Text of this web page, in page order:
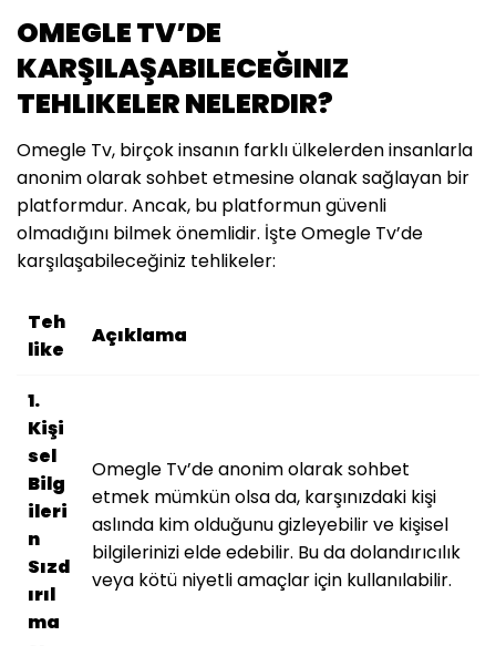
OMEGLE TV’DE
KARŞILAŞABILECEĞINIZ
TEHLIKELER NELERDIR?
Omegle Tv, birçok insanın farklı ülkelerden insanlarla
anonim olarak sohbet etmesine olanak sağlayan bir
platformdur. Ancak, bu platformun güvenli
olmadığını bilmek önemlidir. İşte Omegle Tv’de
karşılaşabileceğiniz tehlikeler:
Teh
like
Açıklama
1.
Kişi
sel
Bilg
ileri
n
Sızd
ırıl
ma
Omegle Tv’de anonim olarak sohbet
etmek mümkün olsa da, karşınızdaki kişi
aslında kim olduğunu gizleyebilir ve kişisel
bilgilerinizi elde edebilir. Bu da dolandırıcılık
veya kötü niyetli amaçlar için kullanılabilir.